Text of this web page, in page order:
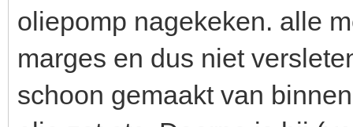
oliepomp nagekeken. alle
marges en dus niet
schoon gemaakt van